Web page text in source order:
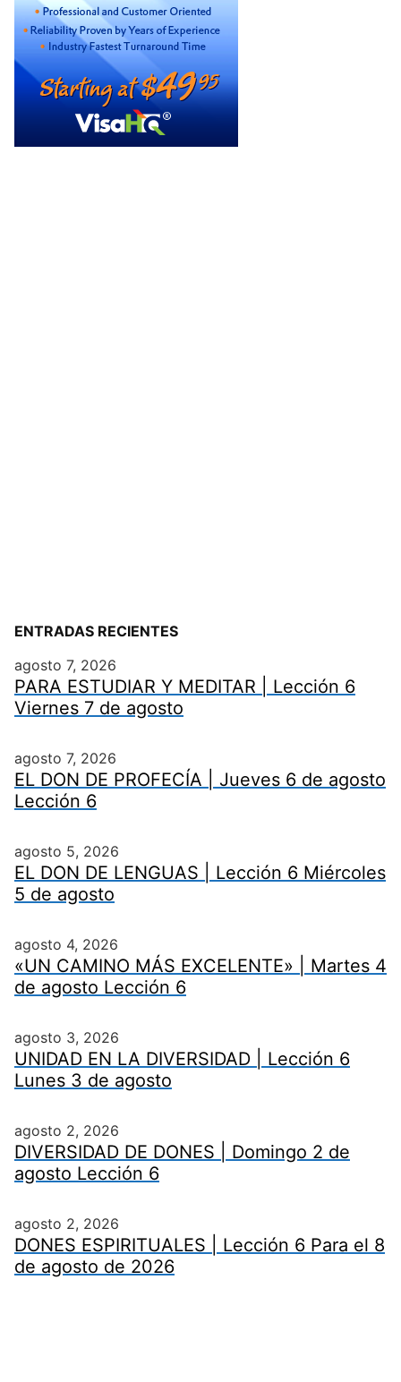
ENTRADAS RECIENTES
agosto 7, 2026
PARA ESTUDIAR Y MEDITAR | Lección 6
Viernes 7 de agosto
agosto 7, 2026
EL DON DE PROFECÍA | Jueves 6 de agosto
Lección 6
agosto 5, 2026
EL DON DE LENGUAS | Lección 6 Miércoles
5 de agosto
agosto 4, 2026
«UN CAMINO MÁS EXCELENTE» | Martes 4
de agosto Lección 6
agosto 3, 2026
UNIDAD EN LA DIVERSIDAD | Lección 6
Lunes 3 de agosto
agosto 2, 2026
DIVERSIDAD DE DONES | Domingo 2 de
agosto Lección 6
agosto 2, 2026
DONES ESPIRITUALES | Lección 6 Para el 8
de agosto de 2026